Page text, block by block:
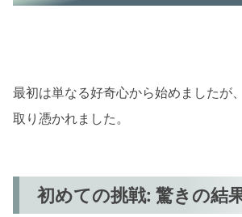
最初は単なる好奇心から始めましたが
取り憑かれました。
初めての挑戦: 驚きの結